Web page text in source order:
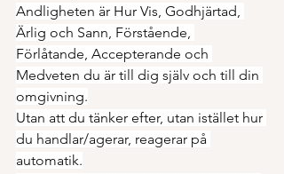
Andligheten är Hur Vis, Godhjärtad,
Ärlig och Sann, Förstående,
Förlåtande, Accepterande och
Medveten du är till dig själv och till din
omgivning.
Utan att du tänker efter, utan istället hur
du handlar/agerar, reagerar på
automatik.